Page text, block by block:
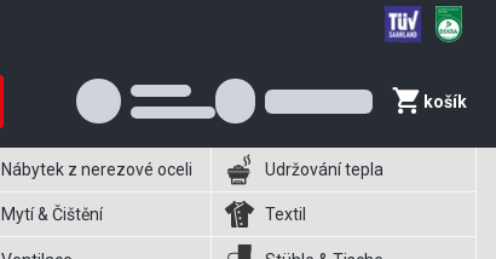
košík
Nábytek z nerezové oceli Udržování tepla
Mytí & Čištění Textil